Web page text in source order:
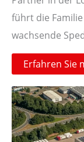
führt die
wachsende
Erfahren Sie